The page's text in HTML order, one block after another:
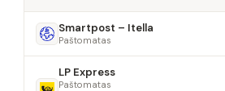
Smartpost – Itella
Paštomatas
LP Express
Paštomatas